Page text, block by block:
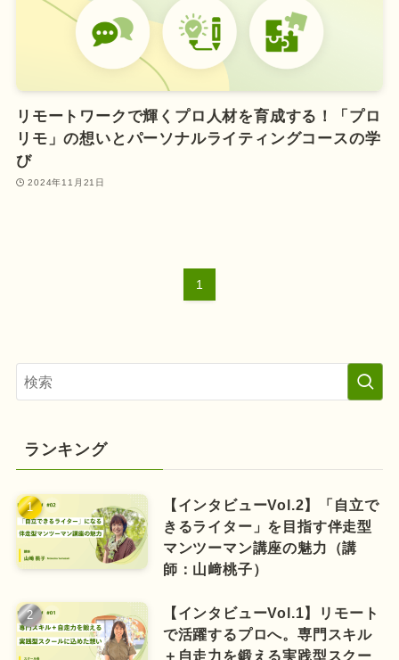
リモートワークで輝くプロ人材を育成する！「プロ
リモ」の想いとパーソナルライティングコースの学
び
2024年11月21日
1
ランキング
【インタビューVol.2】「自立で
きるライター」を目指す伴走型
マンツーマン講座の魅力（講
師：山﨑桃子）
【インタビューVol.1】リモート
で活躍するプロへ。専門スキル
＋自走力を鍛える実践型スクー